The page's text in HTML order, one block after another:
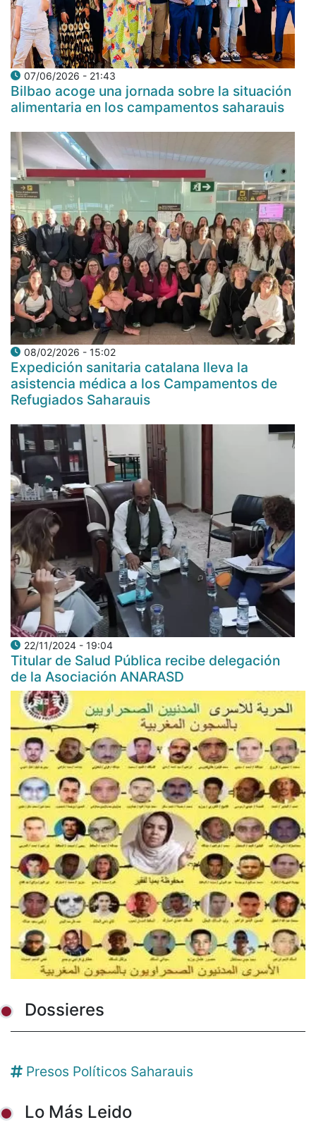
07/06/2026 - 21:43
Bilbao acoge una jornada sobre la situación
alimentaria en los campamentos saharauis
08/02/2026 - 15:02
Expedición sanitaria catalana lleva la
asistencia médica a los Campamentos de
Refugiados Saharauis
22/11/2024 - 19:04
Titular de Salud Pública recibe delegación
de la Asociación ANARASD
Dossieres
Presos Políticos Saharauis
Lo Más Leido